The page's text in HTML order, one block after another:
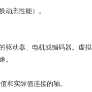
动态性能）。
驱动器、电机或编码器。虚
。
和实际值连接的轴。